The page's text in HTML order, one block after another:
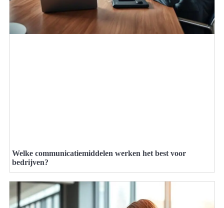
Welke communicatiemiddelen werken het best voor
bedrijven?